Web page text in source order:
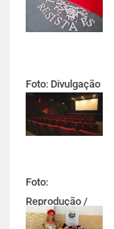
Foto: Divulgação
Foto:
Reprodução /
Redes Sociais